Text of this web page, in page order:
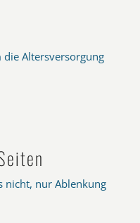
die Altersversorgung
nicht, nur Ablenkung